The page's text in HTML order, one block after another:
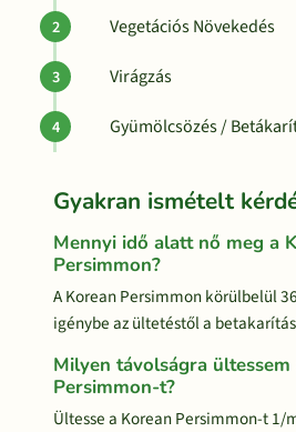
Vegetációs Növekedés
Virágzás
Gyümölcsözés /
Gyakran ismételt
Mennyi idő alatt nő meg a
Persimmon?
A Korean Persimmon körülbelül
igénybe az ültetéstől a
Milyen távolságra ültessem
Persimmon-t?
Ültesse a Korean Persimmon-t 1/